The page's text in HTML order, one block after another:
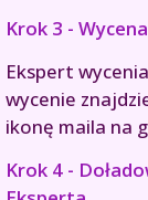
Krok 3 -
Ekspert
wycenie
ikonę maila na
Krok 4 -